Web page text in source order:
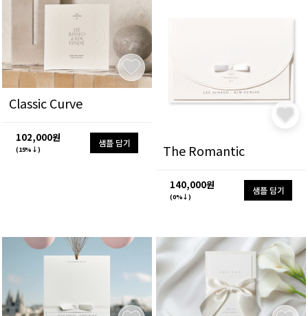
Classic Curve
102,000원
(15%↓)
샘플 담기 The Romantic
140,000원
(0%↓)
샘플 담기